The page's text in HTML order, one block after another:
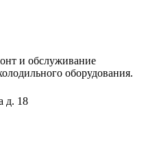
и обслуживание
оборудования.
д. 18